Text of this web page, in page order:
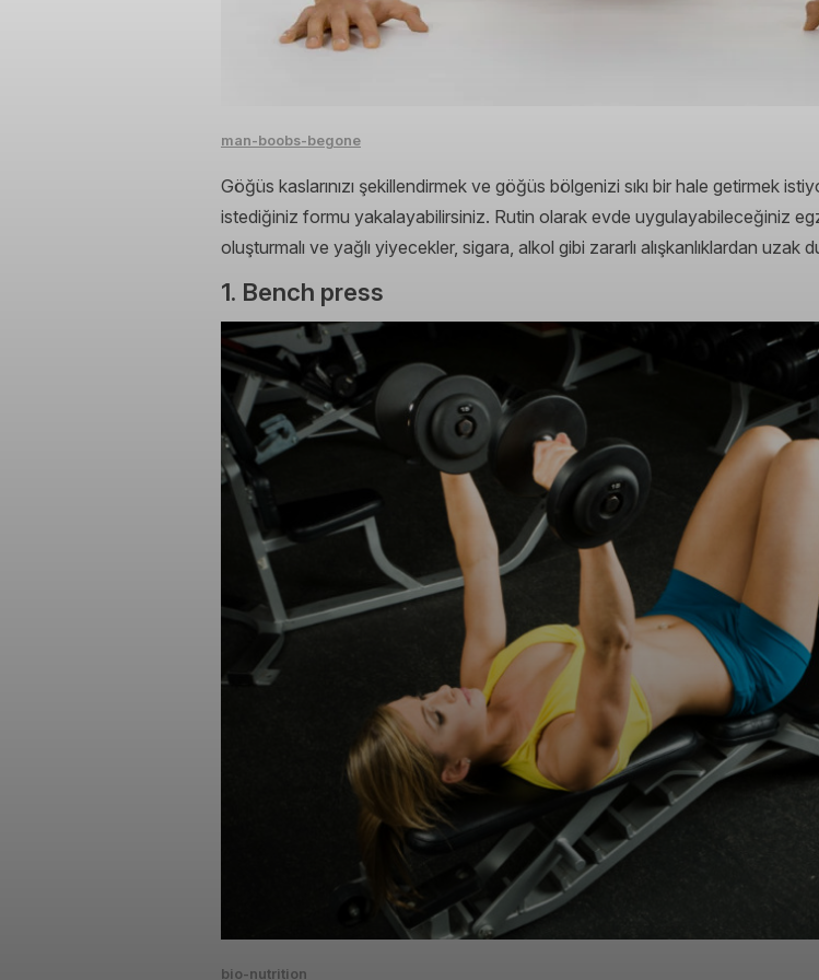
man-boobs-begone
Göğüs kaslarınızı şekillendirmek ve göğüs bölgenizi sıkı bir hale getirmek
istediğiniz formu yakalayabilirsiniz. Rutin olarak evde uygulayabileceğiniz
oluşturmalı ve yağlı yiyecekler, sigara, alkol gibi zararlı alışkanlıklardan uzak
1. Bench press
bio-nutrition